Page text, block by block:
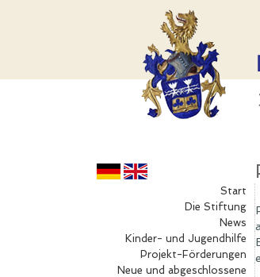
Start
Die Stiftung
News
Kinder- und Jugendhilfe
Projekt-Förderungen
Neue und abgeschlossene